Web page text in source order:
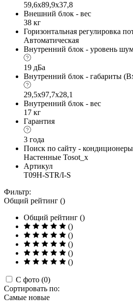
59,6х89,9х37,8
Внешний блок - вес
38 кг
Горизонтальная регулировка
Автоматическая
Внутренний блок - уровень
19 дБа
Внутренний блок - габариты
29,5x97,7x28,1
Внутренний блок - вес
17 кг
Гарантия
3 года
Поиск по сайту - кондиционеры
Настенные Tosot_x
Артикул
T09H-STR/I-S
Фильтр:
Общий рейтинг ()
Общий рейтинг ()
()
()
()
()
()
С фото (0)
Сортировать по:
Самые новые